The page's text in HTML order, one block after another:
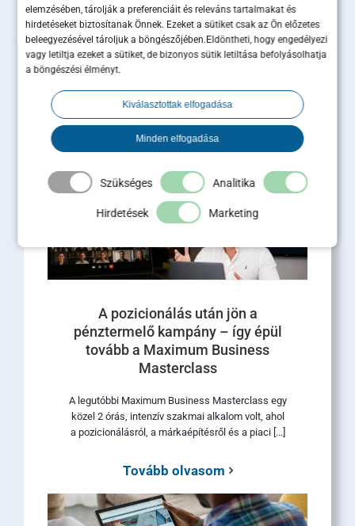
elemzésében, tárolják a preferenciáit és releváns tartalmakat és
hirdetéseket biztosítanak Önnek. Ezeket a sütiket csak az Ön előzetes
beleegyezésével tároljuk a böngészőjében.Eldöntheti, hogy engedélyezi
vagy letiltja ezeket a sütiket, de bizonyos sütik letiltása befolyásolhatja
a böngészési élményt.
Kiválasztottak elfogadása
Minden elfogadása
Szükséges Analitika
Hirdetések Marketing
Sales és marketing
összehangolása: 5 lépés a
hatékony együttműködéshez
A modern üzleti növekedés motorja az integrált
működés. A hazai piacfejlesztési tapasztalataink
és a globális kutatások alapján egyértelmű, h [...]
Tovább olvasom
A pozicionálás után jön a
pénztermelő kampány – így épül
tovább a Maximum Business
Masterclass
A legutóbbi Maximum Business Masterclass egy
közel 2 órás, intenzív szakmai alkalom volt, ahol
a pozicionálásról, a márkaépítésről és a piaci [...]
Tovább olvasom